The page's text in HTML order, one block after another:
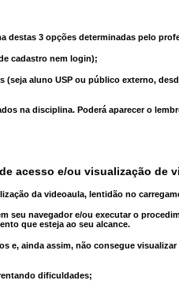
destas 3 opções determinadas pelo
cadastro nem login);
(seja aluno USP ou público externo,
na disciplina. Poderá aparecer o
acesso e/ou visualização de
da videoaula, lentidão no
seu navegador e/ou executar o
que esteja ao seu alcance.
e, ainda assim, não consegue
dificuldades;